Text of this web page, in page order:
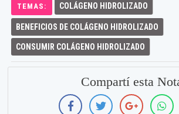
TEMAS: COLÁGENO HIDROLIZADO
BENEFICIOS DE COLÁGENO HIDROLIZADO
CONSUMIR COLÁGENO HIDROLIZADO
Compartí esta